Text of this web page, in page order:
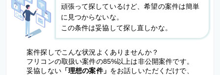
頑張って探しているけど、希望の案件は簡単
に見つからないな。
この条件は妥協して探し直しかな。
案件探しでこんな状況よくありませんか？
フリコンの取扱い案件の85%以上は非公開案件です。
妥協しない「理想の案件」 をお話しいただくだけで、